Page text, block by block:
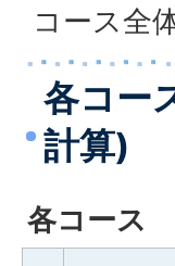
コース全
各コー
計算)
各コース